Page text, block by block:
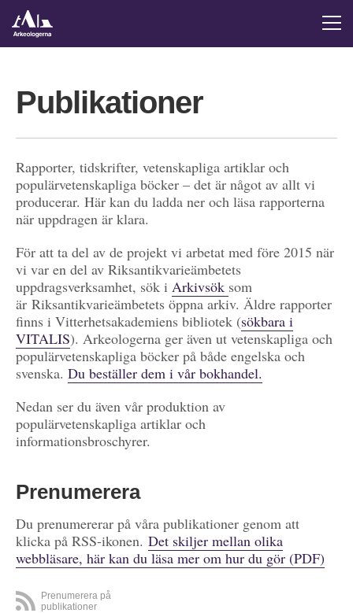
Publikationer
Rapporter, tidskrifter, vetenskapliga artiklar och
populärvetenskapliga böcker – det är något av allt vi
producerar. Här kan du ladda ner och läsa rapporterna
när uppdragen är klara.
För att ta del av de projekt vi arbetat med före 2015 när
vi var en del av Riksantikvarieämbetets
uppdragsverksamhet, sök i Arkivsök som
är Riksantikvarieämbetets öppna arkiv. Äldre rapporter
finns i Vitterhetsakademiens bibliotek (sökbara i
VITALIS). Arkeologerna ger även ut vetenskapliga och
populärvetenskapliga böcker på både engelska och
svenska. Du beställer dem i vår bokhandel.
Nedan ser du även vår produktion av
populärvetenskapliga artiklar och
informationsbroschyrer.
Prenumerera
Du prenumererar på våra publikationer genom att
klicka på RSS-ikonen. Det skiljer mellan olika
webbläsare, här kan du läsa mer om hur du gör (PDF)
Prenumerera på
publikationer